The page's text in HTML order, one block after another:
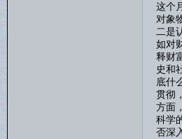
这个
对象
二是
如对
释财
史和
底什
贯彻
方面
科学
否深